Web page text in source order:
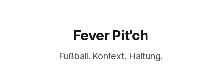
Fever Pit'ch
Fußball. Kontext. Haltung.